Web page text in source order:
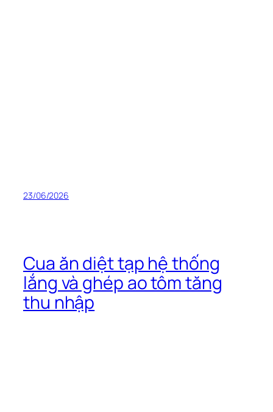
23/06/2026
Cua ăn diệt tạp hệ thống
lắng và ghép ao tôm tăng
thu nhập